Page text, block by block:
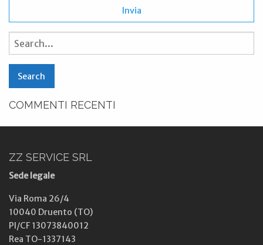
Search
for:
COMMENTI RECENTI
ZZ SERVICE SRL
Sede legale
Via Roma 26/4
10040 Druento (TO)
PI/CF 13073840012
Rea TO-1337143